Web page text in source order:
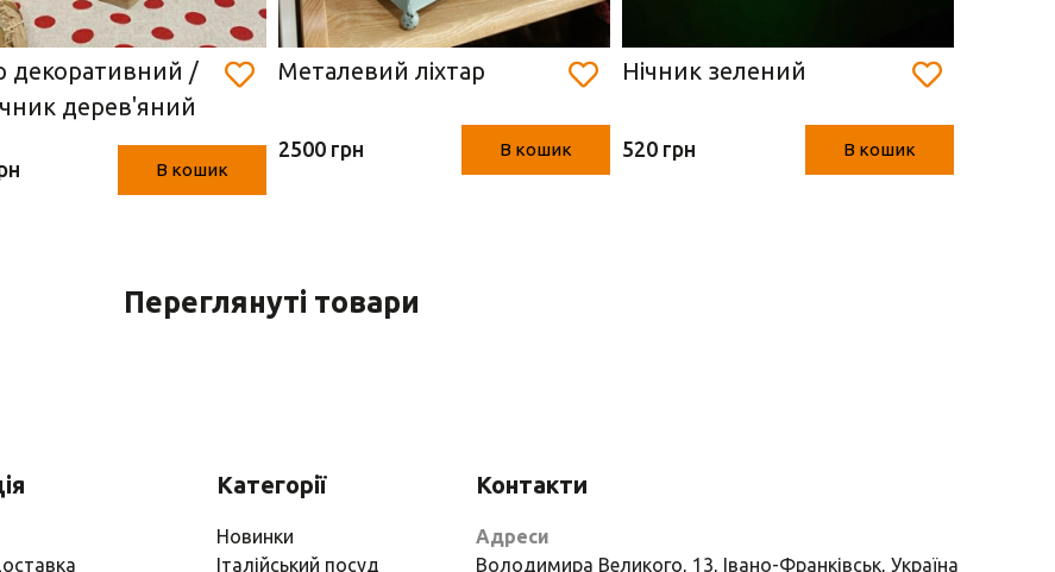
декоративний /
дерев'яний
В кошик
Металевий ліхтар
2500 грн В кошик
Нічник зелений
520 грн В кошик
Переглянуті товари
Категорії
Новинки
Італійський посуд
Контакти
Адреси
Володимира Великого, 13, Івано-Франківськ, Україна